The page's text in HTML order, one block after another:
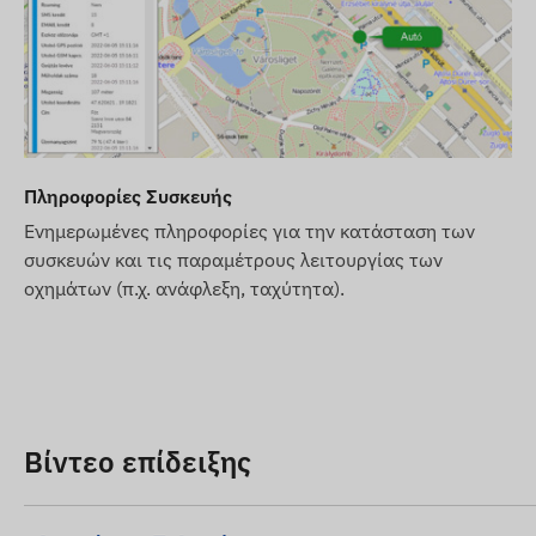
Ασφαλείς βίδες και κατσαβίδι
Χρέωση κάρτας SIM και άδεια χρήσης λογισμικού
Όροι χρήσης
θέσης και δίκτυα κινητής τηλεφωνίας. Αυτά
επικοινωνία με το τηλέφωνο του ιδιοκτήτη ή το
χρησιμοποιείται λογισμικό παρακολούθησης. Η
χρησιμοποιώντας την τοποθετημένη
Επιλογές αγοράς
Πληροφορίες Συσκευής
Ενημερωμένες πληροφορίες για την κατάσταση των
συσκευών και τις παραμέτρους λειτουργίας των
οχημάτων (π.χ. ανάφλεξη, ταχύτητα).
Βίντεο επίδειξης